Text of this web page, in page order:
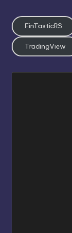
FinTasticRS
TradingView